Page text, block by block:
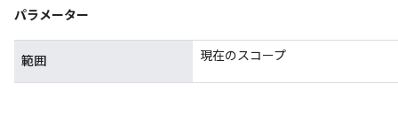
パラメーター
範囲 現在のスコープ